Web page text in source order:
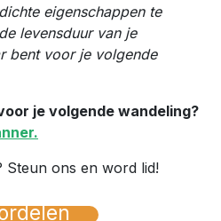
eigenschappen te
levensduur van je
bent voor je volgende
je volgende wandeling?
Steun ons en word lid!